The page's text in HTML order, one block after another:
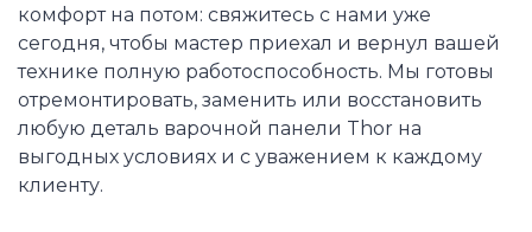
комфорт на потом: свяжитесь с нами уже
сегодня, чтобы мастер приехал и вернул вашей
технике полную работоспособность. Мы готовы
отремонтировать, заменить или восстановить
любую деталь варочной панели Thor на
выгодных условиях и с уважением к каждому
клиенту.